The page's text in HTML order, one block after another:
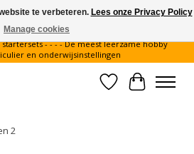
- - - - Legvoorbeelden gratis te
- - - - De meest leerzame hobby
en onderwijsinstellingen
Verlanglijst
2
te verbeteren. Lees onze Privacy Policy
Manage cookies